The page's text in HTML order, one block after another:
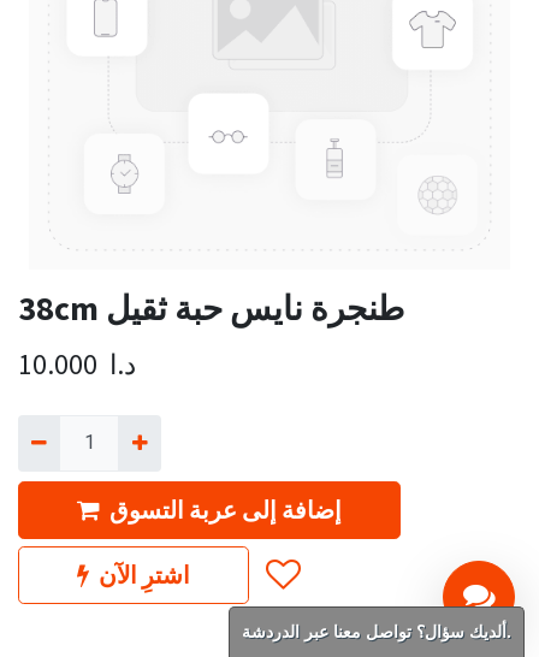
38cm طنجرة نايس حبة ثقيل
10.000 د.ا
إضافة إلى عربة التسوق
اشترِ الآن
ألديك سؤال؟ تواصل معنا عبر الدردشة.